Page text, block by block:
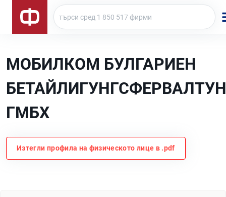
МОБИЛКОМ БУЛГАРИЕН
ГМБХ
Изтегли профила на физическото лице в .pdf